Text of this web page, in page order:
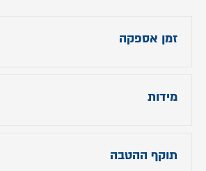
זמן אספקה
צבע אחר אספקה עד 90 יום
מידות
תוקף ההטבה